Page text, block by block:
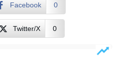
Facebook 0
Twitter/X 0